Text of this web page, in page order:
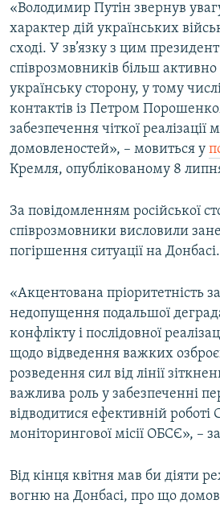
«Володимир Путін звернув
характер дій українських
сході. У зв’язку з цим президент
співрозмовників більш
українську сторону, у тому
контактів із Петром
забезпечення чіткої реалізації
домовленостей», – мовиться у
Кремля, опублікованому 8
За повідомленням російської
співрозмовники висловили
погіршення ситуації на Донбасі.
«Акцентована пріоритетність
недопущення подальшої
конфлікту і послідовної
щодо відведення важких
розведення сил від лінії
важлива роль у забезпеченні
відводитися ефективній роботі
моніторингової місії ОБСЄ», –
Від кінця квітня мав би діяти
вогню на Донбасі, про що